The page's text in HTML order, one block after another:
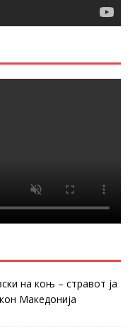
на коњ – стравот ја
Македонија